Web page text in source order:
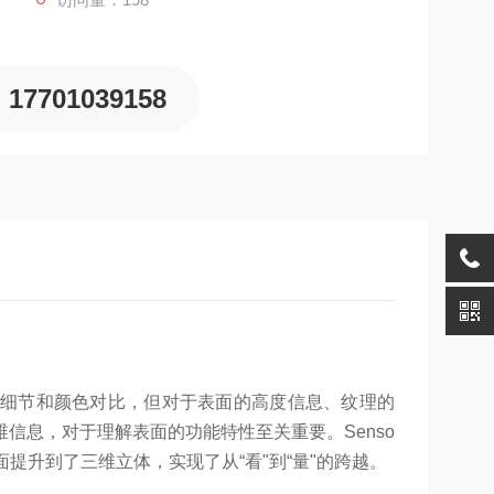
17701039158
节和颜色对比，但对于表面的高度信息、纹理的
息，对于理解表面的功能特性至关重要。Senso
升到了三维立体，实现了从“看"到“量"的跨越。